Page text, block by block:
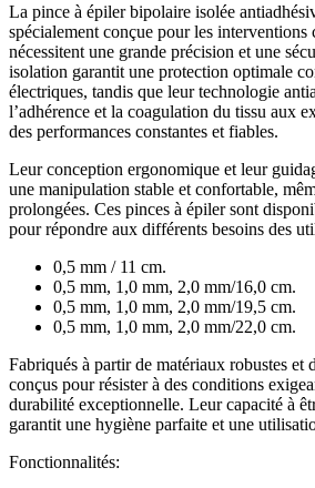
La pince à épiler bipolaire isolée
spécialement conçue pour les interventions
nécessitent une grande précision et une
isolation garantit une protection optimale
électriques, tandis que leur technologie
l’adhérence et la coagulation du tissu aux
des performances constantes et fiables.
Leur conception ergonomique et leur
une manipulation stable et confortable,
prolongées. Ces pinces à épiler sont
pour répondre aux différents besoins des
0,5 mm / 11 cm.
0,5 mm, 1,0 mm, 2,0 mm/16,0 cm.
0,5 mm, 1,0 mm, 2,0 mm/19,5 cm.
0,5 mm, 1,0 mm, 2,0 mm/22,0 cm.
Fabriqués à partir de matériaux robustes et
conçus pour résister à des conditions
durabilité exceptionnelle. Leur capacité à
garantit une hygiène parfaite et une
Fonctionnalités: